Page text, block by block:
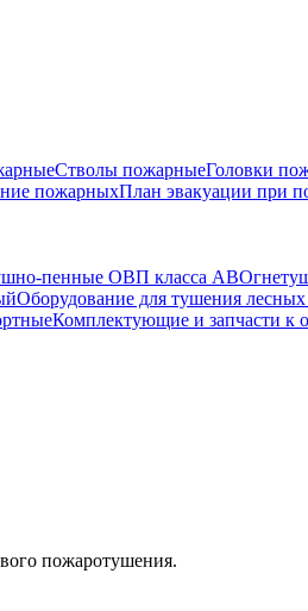
Стволы пожарныеГоловки
пожарныхПлан эвакуации при
пенные ОВП класса АВ
Оборудование для тушения
Комплектующие и запчасти к
пожаротушения.